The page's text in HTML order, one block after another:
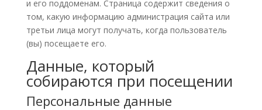
и его поддоменам. Страница содержит сведения о
том, какую информацию администрация сайта или
третьи лица могут получать, когда пользователь
(вы) посещаете его.
Данные, который
собираются при посещении
Персональные данные